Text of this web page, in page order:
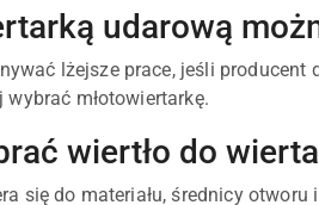
udarową
lżejsze prace, jeśli producent
wybrać młotowiertarkę.
wiertło do
się do materiału, średnicy